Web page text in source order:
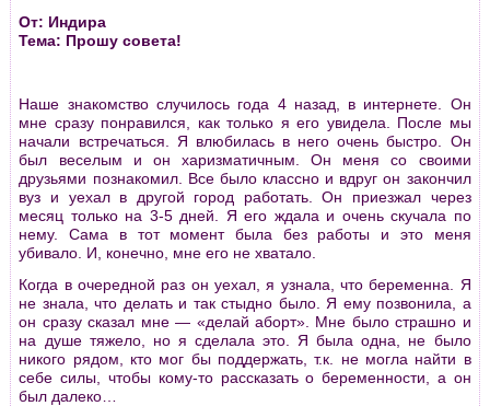
От: Индира
Тема: Прошу совета!
Наше знакомство случилось года 4 назад, в интернете. Он
мне сразу понравился, как только я его увидела. После мы
начали встречаться. Я влюбилась в него очень быстро. Он
был веселым и он харизматичным. Он меня со своими
друзьями познакомил. Все было классно и вдруг он закончил
вуз и уехал в другой город работать. Он приезжал через
месяц только на 3-5 дней. Я его ждала и очень скучала по
нему. Сама в тот момент была без работы и это меня
убивало. И, конечно, мне его не хватало.
Когда в очередной раз он уехал, я узнала, что беременна. Я
не знала, что делать и так стыдно было. Я ему позвонила, а
он сразу сказал мне — «делай аборт». Мне было страшно и
на душе тяжело, но я сделала это. Я была одна, не было
никого рядом, кто мог бы поддержать, т.к. не могла найти в
себе силы, чтобы кому-то рассказать о беременности, а он
был далеко…